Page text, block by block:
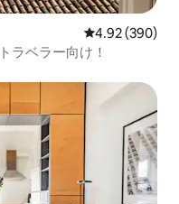
レビュー390
4.92 (390)
ラベラー向け！